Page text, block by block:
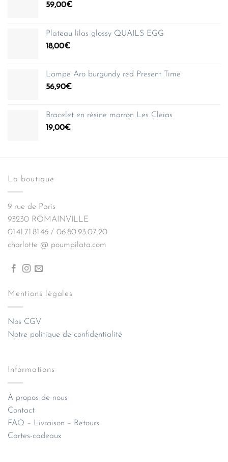
59,00€
Plateau lilas glossy QUAILS EGG
18,00€
Lampe Aro burgundy red Present Time
56,90€
Bracelet en résine marron Les Cleias
19,00€
La boutique
9 rue de Paris
93230 ROMAINVILLE
01.41.71.81.46 / 06.80.93.07.20
charlotte @ poumpilata.com
Mentions légales
Nos CGV
Notre politique de confidentialité
Informations
À propos de nous
Contact
FAQ – Livraison – Retours
Cartes-cadeaux